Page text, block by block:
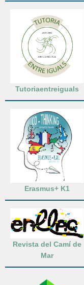
Tutoriaentreiguals
Erasmus+ K1
Revista del Camí de
Mar